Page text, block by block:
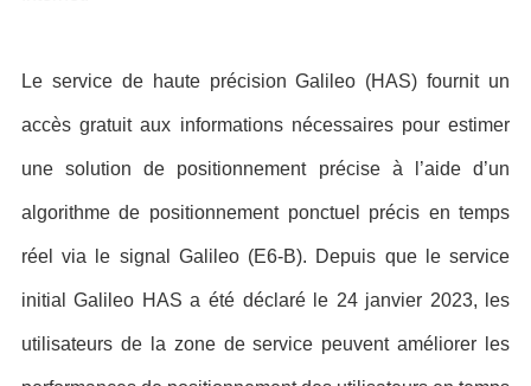
Le service de haute précision Galileo (HAS) fournit un
accès gratuit aux informations nécessaires pour estimer
une solution de positionnement précise à l’aide d’un
algorithme de positionnement ponctuel précis en temps
réel via le signal Galileo (E6-B). Depuis que le service
initial Galileo HAS a été déclaré le 24 janvier 2023, les
utilisateurs de la zone de service peuvent améliorer les